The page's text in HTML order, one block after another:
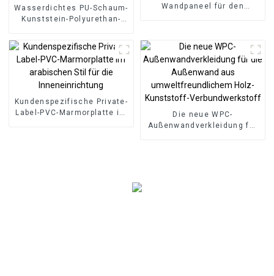
Wasserdichtes PU-Schaum-
Kunststein-Polyurethan-
den Außenbereich-Kopie
Wandpaneel für den
Kundenspezifische Private-
Label-PVC-Marmorplatte im
Die neue WPC-
Außenwandverkleidung für